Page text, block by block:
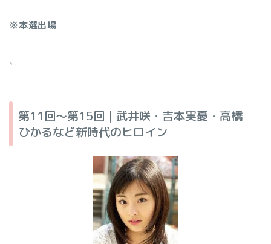
※本選出場
、
第11回〜第15回｜武井咲・吉本実憂・高橋
ひかるなど新時代のヒロイン